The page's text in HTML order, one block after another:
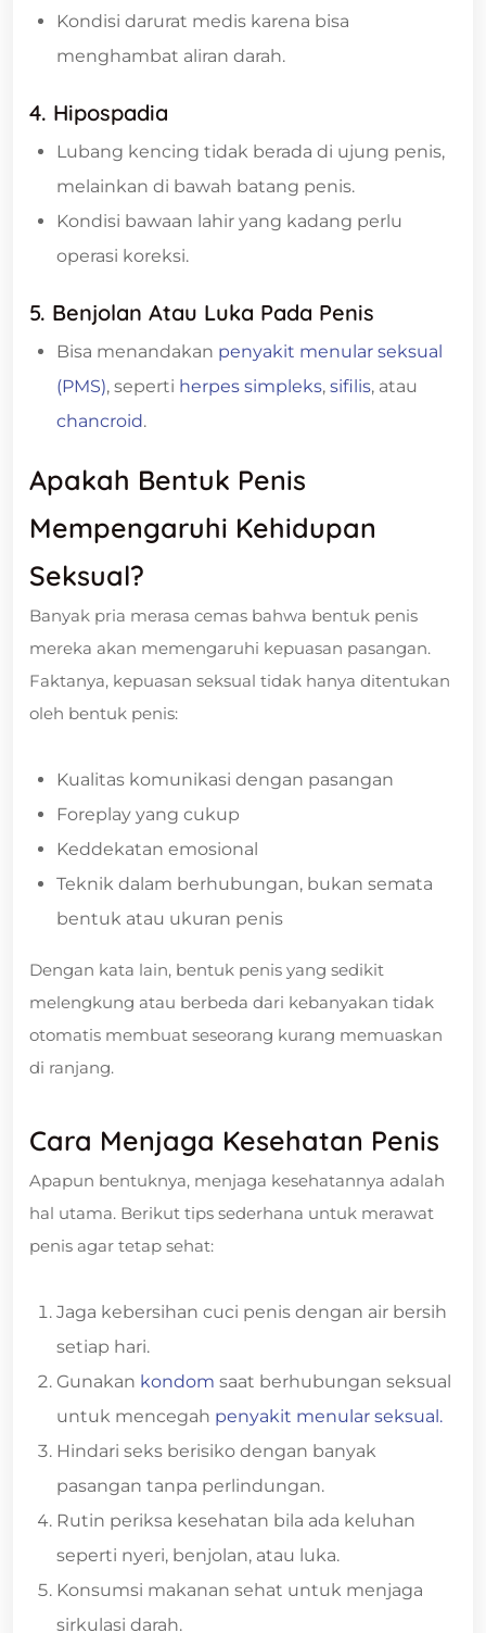
Kondisi darurat medis karena bisa
menghambat aliran darah.
4. Hipospadia
Lubang kencing tidak berada di ujung penis,
melainkan di bawah batang penis.
Kondisi bawaan lahir yang kadang perlu
operasi koreksi.
5. Benjolan Atau Luka Pada Penis
Bisa menandakan penyakit menular seksual
(PMS), seperti herpes simpleks, sifilis, atau
chancroid.
Apakah Bentuk Penis
Mempengaruhi Kehidupan
Seksual?
Banyak pria merasa cemas bahwa bentuk penis
mereka akan memengaruhi kepuasan pasangan.
Faktanya, kepuasan seksual tidak hanya ditentukan
oleh bentuk penis:
Kualitas komunikasi dengan pasangan
Foreplay yang cukup
Keddekatan emosional
Teknik dalam berhubungan, bukan semata
bentuk atau ukuran penis
Dengan kata lain, bentuk penis yang sedikit
melengkung atau berbeda dari kebanyakan tidak
otomatis membuat seseorang kurang memuaskan
di ranjang.
Cara Menjaga Kesehatan Penis
Apapun bentuknya, menjaga kesehatannya adalah
hal utama. Berikut tips sederhana untuk merawat
penis agar tetap sehat:
Jaga kebersihan cuci penis dengan air bersih
setiap hari.
Gunakan kondom saat berhubungan seksual
untuk mencegah penyakit menular seksual.
Hindari seks berisiko dengan banyak
pasangan tanpa perlindungan.
Rutin periksa kesehatan bila ada keluhan
seperti nyeri, benjolan, atau luka.
Konsumsi makanan sehat untuk menjaga
sirkulasi darah.